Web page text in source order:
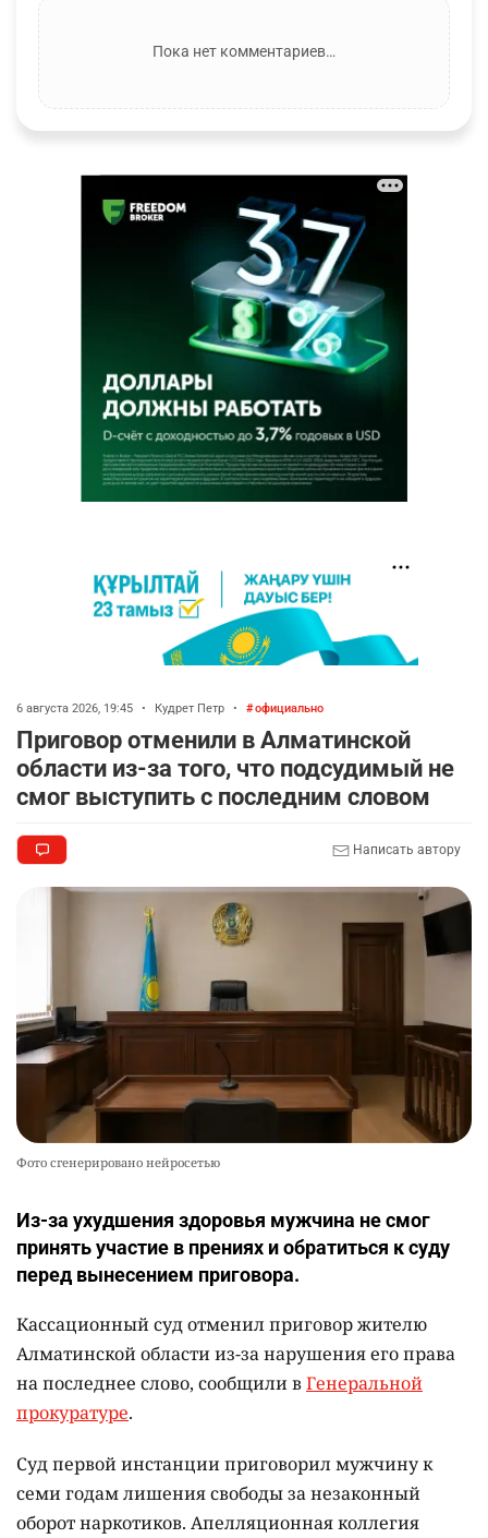
Пока нет комментариев…
6 августа 2026, 19:45 • Кудрет Петр • официально
Приговор отменили в Алматинской
области из-за того, что подсудимый не
смог выступить с последним словом
Написать автору
Фото сгенерировано нейросетью
Из-за ухудшения здоровья мужчина не смог
принять участие в прениях и обратиться к суду
перед вынесением приговора.
Кассационный суд отменил приговор жителю
Алматинской области из-за нарушения его права
на последнее слово, сообщили вГенеральной
прокуратуре.
Суд первой инстанции приговорил мужчину к
семи годам лишения свободы за незаконный
оборот наркотиков. Апелляционная коллегия